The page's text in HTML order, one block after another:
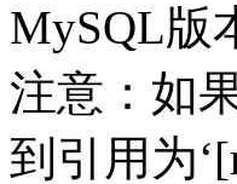
MySQL版
注意：如
到引用为